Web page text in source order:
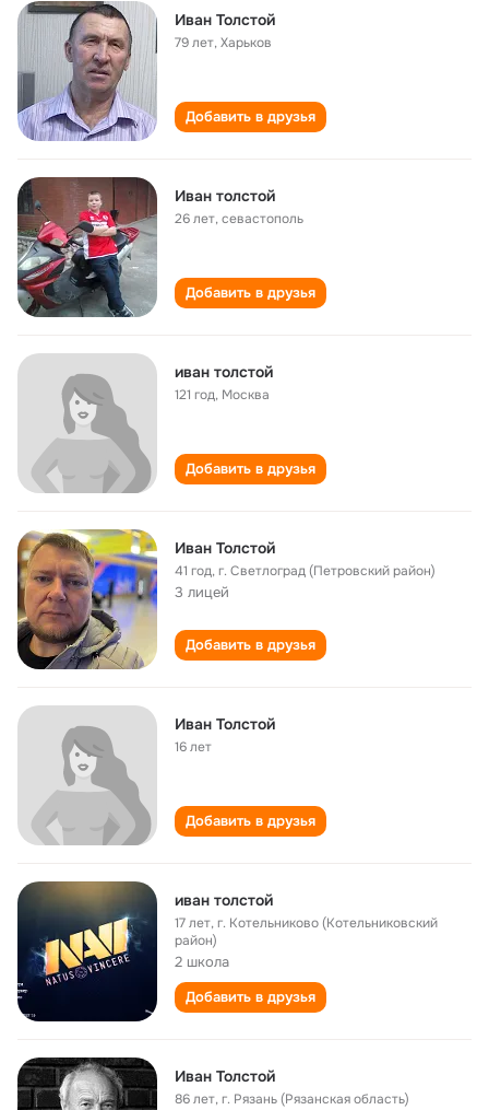
Иван Толстой
79 лет,Харьков
Добавить в друзья
Иван толстой
26 лет,севастополь
Добавить в друзья
иван толстой
121 год, Москва
Добавить в друзья
Иван Толстой
41 год,г. Светлоград (Петровский район)
3 лицей
Добавить в друзья
Иван Толстой
16 лет
Добавить в друзья
иван толстой
17 лет,г. Котельниково (Котельниковский
район)
2 школа
Добавить в друзья
Иван Толстой
86 лет,г. Рязань (Рязанская область)